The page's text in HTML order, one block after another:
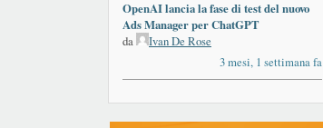
OpenAI lancia la fase di test del nuovo
Ads Manager per ChatGPT
da
Ivan De Rose
3 mesi, 1 settimana fa